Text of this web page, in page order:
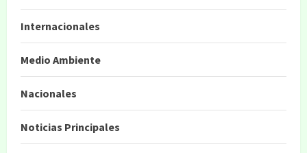
Internacionales
Medio Ambiente
Nacionales
Noticias Principales